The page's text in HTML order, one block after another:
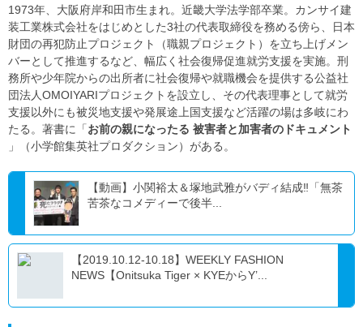
1973年、大阪府岸和田市生まれ。近畿大学法学部卒業。カンサイ建
装工業株式会社をはじめとした3社の代表取締役を務める傍ら、日本
財団の再犯防止プロジェクト（職親プロジェクト）を立ち上げメン
バーとして推進するなど、幅広く社会復帰促進就労支援を実施。刑
務所や少年院からの出所者に社会復帰や就職機会を提供する公益社
団法人OMOIYARIプロジェクトを設立し、その代表理事として就労
支援以外にも被災地支援や発展途上国支援など活躍の場は多岐にわ
たる。著書に「お前の親になったる 被害者と加害者のドキュメント
」（小学館集英社プロダクション）がある。
【動画】小関裕太＆塚地武雅がバディ結成‼「無茶
苦茶なコメディーで後半...
【2019.10.12-10.18】WEEKLY FASHION
NEWS【Onitsuka Tiger × KYEからY’...